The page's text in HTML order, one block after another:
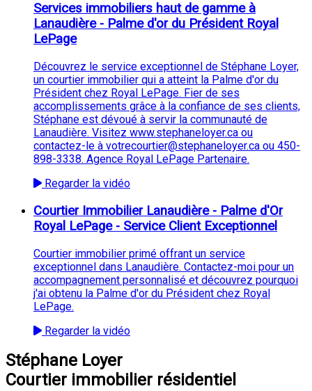
Services immobiliers haut de gamme à
Lanaudière - Palme d'or du Président Royal
LePage
Découvrez le service exceptionnel de Stéphane Loyer,
un courtier immobilier qui a atteint la Palme d'or du
Président chez Royal LePage. Fier de ses
accomplissements grâce à la confiance de ses clients,
Stéphane est dévoué à servir la communauté de
Lanaudière. Visitez www.stephaneloyer.ca ou
contactez-le à votrecourtier@stephaneloyer.ca ou 450-
898-3338. Agence Royal LePage Partenaire.
Regarder la vidéo
Courtier Immobilier Lanaudière - Palme d'Or
Royal LePage - Service Client Exceptionnel
Courtier immobilier primé offrant un service
exceptionnel dans Lanaudière. Contactez-moi pour un
accompagnement personnalisé et découvrez pourquoi
j'ai obtenu la Palme d'or du Président chez Royal
LePage.
Regarder la vidéo
Stéphane Loyer
Courtier immobilier résidentiel